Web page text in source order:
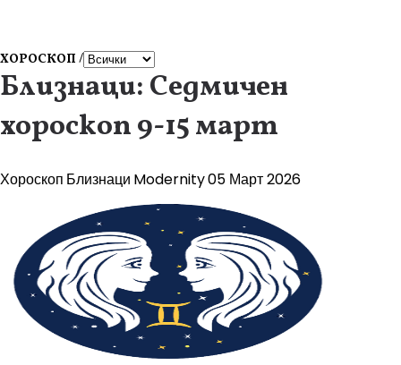
ХОРОСКОП /
Близнаци: Седмичен
хороскоп 9-15 март
Хороскоп Близнаци Modernity05 Март 2026